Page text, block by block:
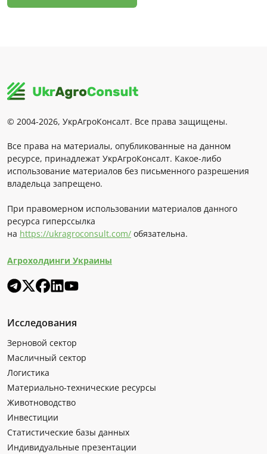
© 2004-2026, УкрАгроКонсалт. Все права защищены.
Все права на материалы, опубликованные на данном
ресурсе, принадлежат УкрАгроКонсалт. Какое-либо
использование материалов без письменного разрешения
владельца запрещено.
При правомерном использовании материалов данного
ресурса гиперссылка
на https://ukragroconsult.com/ обязательна.
Агрохолдинги Украины
Исследования
Зерновой сектор
Масличный сектор
Логистика
Материально-технические ресурсы
Животноводство
Инвестиции
Статистические базы данных
Индивидуальные презентации